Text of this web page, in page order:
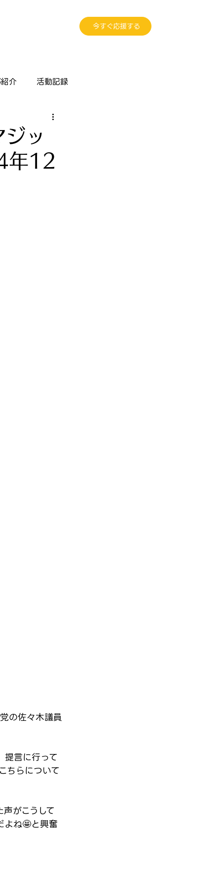
今すぐ応援する
介 活動記録
ッ
年12
の佐々木議員
提言に行って
ちらについて
がこうして
よね🤩と興奮